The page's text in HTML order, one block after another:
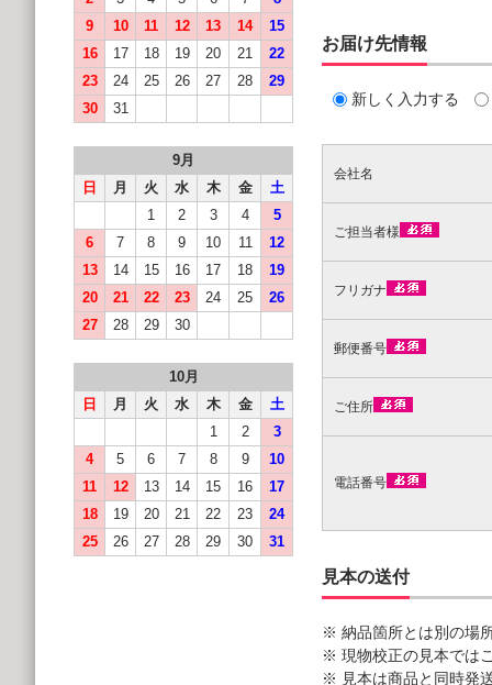
お届け先情報
新しく入力する
会社名
ご担当者様
フリガナ
郵便番号
ご住所
電話番号
見本の送付
※ 納品箇所とは別の場
※ 現物校正の見本では
※ 見本は商品と同時発
9
10 11 12 13 14
15
16
17 18 19 20 21
22
23
24 25 26 27 28
29
30
31
9月
日
月 火 水 木 金
土
1
2 3 4
5
6
7 8 9 10 11
12
13
14 15 16 17 18
19
20
21 22 23 24 25
26
27
28 29 30
10月
日
月 火 水 木 金
土
1
2
3
4
5 6 7 8 9
10
11
12 13 14 15 16
17
18
19 20 21 22 23
24
25
26 27 28 29 30 31